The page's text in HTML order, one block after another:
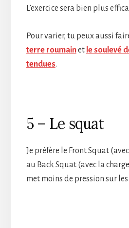
L’exercice sera bien plus
Pour varier, tu peux aussi
terre roumainet le soulevé
tendues.
5 – Le squat
Je préfère le Front Squat
au Back Squat (avec la
met moins de pression sur